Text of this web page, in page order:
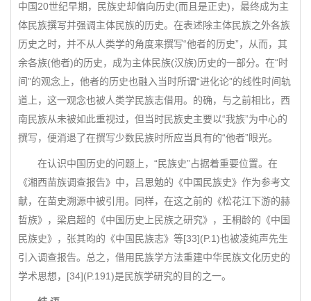
中国20世纪早期，民族史却偏向历史(而且是正史)，最终成为主
体民族撰写并强调主体民族的历史。在表述除主体民族之外各族
历史之时，并不从人类学的角度来撰写“他者的历史”，从而，其
余各族(他者)的历史，成为主体民族(汉族)历史的一部分。在“时
间”的观念上，他者的历史也融入当时所谓“进化论”的线性时间轨
道上，这一观念也被人类学民族志借用。的确，与之前相比，西
南民族从未被如此重视过，但当时民族史主要以“我族”为中心的
撰写，便消退了在撰写少数民族时所应当具有的“他者”眼光。
在认识中国历史的问题上，“民族史”占据着重要位置。在
《湘西苗族调查报告》中，吕思勉的《中国民族史》作为参考文
献，在苗史溯源中被引用。同样，在这之前的《松花江下游的赫
哲族》，梁启超的《中国历史上民族之研究》，王桐龄的《中国
民族史》，张其昀的《中国民族志》等[33](P.1)也被凌纯声先生
引入调查报告。总之，借用民族学方法重建中华民族文化历史的
学术思想，[34](P.191)是民族学研究的目的之一。